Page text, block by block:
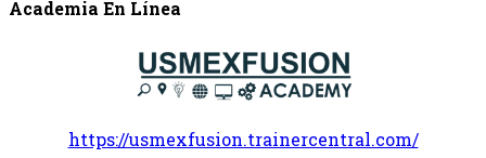
Academia En Línea
https://usmexfusion.trainercentral.com/